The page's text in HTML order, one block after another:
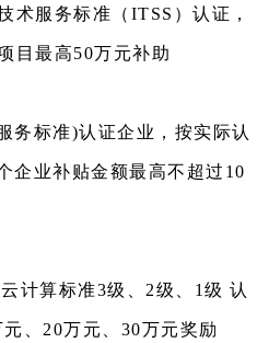
术服务标准（ITSS）认证，
目最高50万元补助
务标准)认证企业，按实际认
企业补贴金额最高不超过10
计算标准3级、2级、1级 认
、20万元、30万元奖励